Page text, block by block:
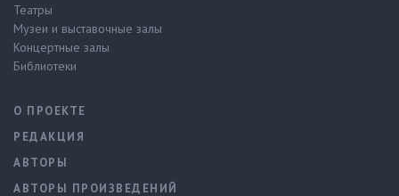
Театры
Музеи и выставочные залы
Концертные залы
Библиотеки
О ПРОЕКТЕ
РЕДАКЦИЯ
АВТОРЫ
АВТОРЫ ПРОИЗВЕДЕНИЙ